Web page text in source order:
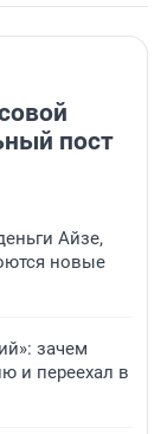
пост
Айзе,
новые
зачем
и переехал в